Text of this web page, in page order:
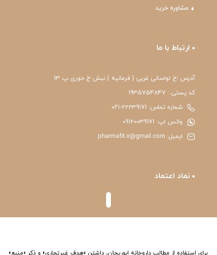
مشاوره خرید
ارتباط با ما
آدرس :خ لواسانی غربی ( فرمانیه ) نبش خ حوری پ 13
کد پستی : 1935754847
شماره تماس: 22239171-۰۲۱
واتس اپ: 09120039171
ایمیل: pharmafit.ir@gmail.com
نماد اعتماد
برای استفاده از مطالب داروخانه ابوریحان، داشتن «هدف غیرتجاری» و ذکر «منبع»